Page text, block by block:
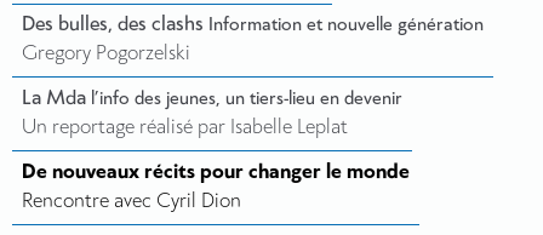
Des bulles, des clashs Information et nouvelle génération
Gregory Pogorzelski
La Mda l’info des jeunes, un tiers-lieu en devenir
Un reportage réalisé par Isabelle Leplat
De nouveaux récits pour changer le monde
Rencontre avec Cyril Dion